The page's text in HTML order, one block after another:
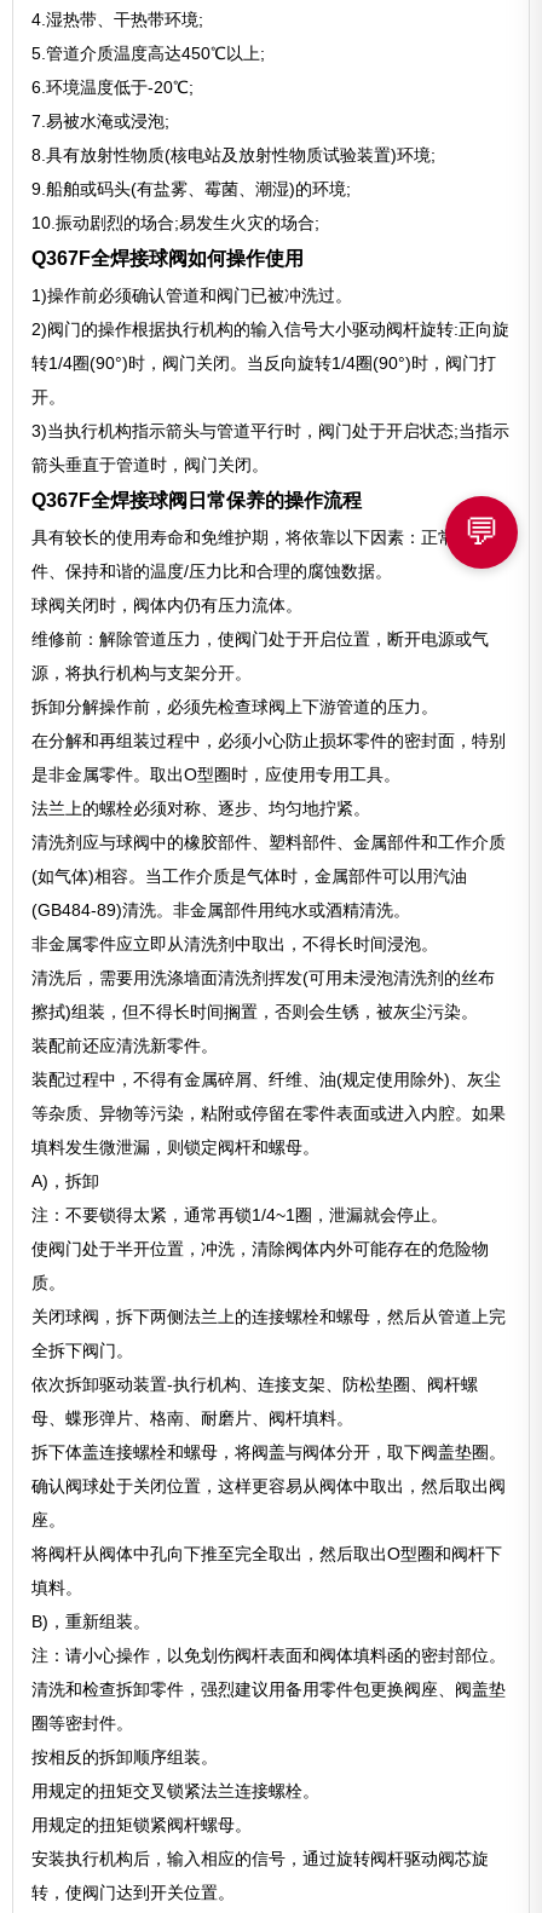
4.湿热带、干热带环境;
5.管道介质温度高达450℃以上;
6.环境温度低于-20℃;
7.易被水淹或浸泡;
8.具有放射性物质(核电站及放射性物质试验装置)环境;
9.船舶或码头(有盐雾、霉菌、潮湿)的环境;
10.振动剧烈的场合;易发生火灾的场合;
Q367F全焊接球阀如何操作使用
1)操作前必须确认管道和阀门已被冲洗过。
2)阀门的操作根据执行机构的输入信号大小驱动阀杆旋转:正向旋
转1/4圈(90°)时，阀门关闭。当反向旋转1/4圈(90°)时，阀门打
开。
3)当执行机构指示箭头与管道平行时，阀门处于开启状态;当指示
箭头垂直于管道时，阀门关闭。
Q367F全焊接球阀日常保养的操作流程
具有较长的使用寿命和免维护期，将依靠以下因素：正常工作条
件、保持和谐的温度/压力比和合理的腐蚀数据。
球阀关闭时，阀体内仍有压力流体。
维修前：解除管道压力，使阀门处于开启位置，断开电源或气
源，将执行机构与支架分开。
拆卸分解操作前，必须先检查球阀上下游管道的压力。
在分解和再组装过程中，必须小心防止损坏零件的密封面，特别
是非金属零件。取出O型圈时，应使用专用工具。
法兰上的螺栓必须对称、逐步、均匀地拧紧。
清洗剂应与球阀中的橡胶部件、塑料部件、金属部件和工作介质
(如气体)相容。当工作介质是气体时，金属部件可以用汽油
(GB484-89)清洗。非金属部件用纯水或酒精清洗。
非金属零件应立即从清洗剂中取出，不得长时间浸泡。
清洗后，需要用洗涤墙面清洗剂挥发(可用未浸泡清洗剂的丝布
擦拭)组装，但不得长时间搁置，否则会生锈，被灰尘污染。
装配前还应清洗新零件。
装配过程中，不得有金属碎屑、纤维、油(规定使用除外)、灰尘
等杂质、异物等污染，粘附或停留在零件表面或进入内腔。如果
填料发生微泄漏，则锁定阀杆和螺母。
A)，拆卸
注：不要锁得太紧，通常再锁1/4~1圈，泄漏就会停止。
使阀门处于半开位置，冲洗，清除阀体内外可能存在的危险物
质。
关闭球阀，拆下两侧法兰上的连接螺栓和螺母，然后从管道上完
全拆下阀门。
依次拆卸驱动装置-执行机构、连接支架、防松垫圈、阀杆螺
母、蝶形弹片、格南、耐磨片、阀杆填料。
拆下体盖连接螺栓和螺母，将阀盖与阀体分开，取下阀盖垫圈。
确认阀球处于关闭位置，这样更容易从阀体中取出，然后取出阀
座。
将阀杆从阀体中孔向下推至完全取出，然后取出O型圈和阀杆下
填料。
B)，重新组装。
注：请小心操作，以免划伤阀杆表面和阀体填料函的密封部位。
清洗和检查拆卸零件，强烈建议用备用零件包更换阀座、阀盖垫
圈等密封件。
按相反的拆卸顺序组装。
用规定的扭矩交叉锁紧法兰连接螺栓。
用规定的扭矩锁紧阀杆螺母。
安装执行机构后，输入相应的信号，通过旋转阀杆驱动阀芯旋
转，使阀门达到开关位置。
💬